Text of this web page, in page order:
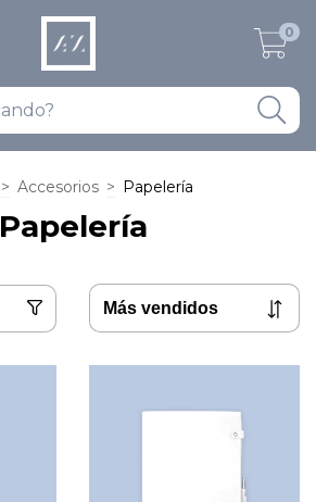
0
> Accesorios > Papelería
Papelería